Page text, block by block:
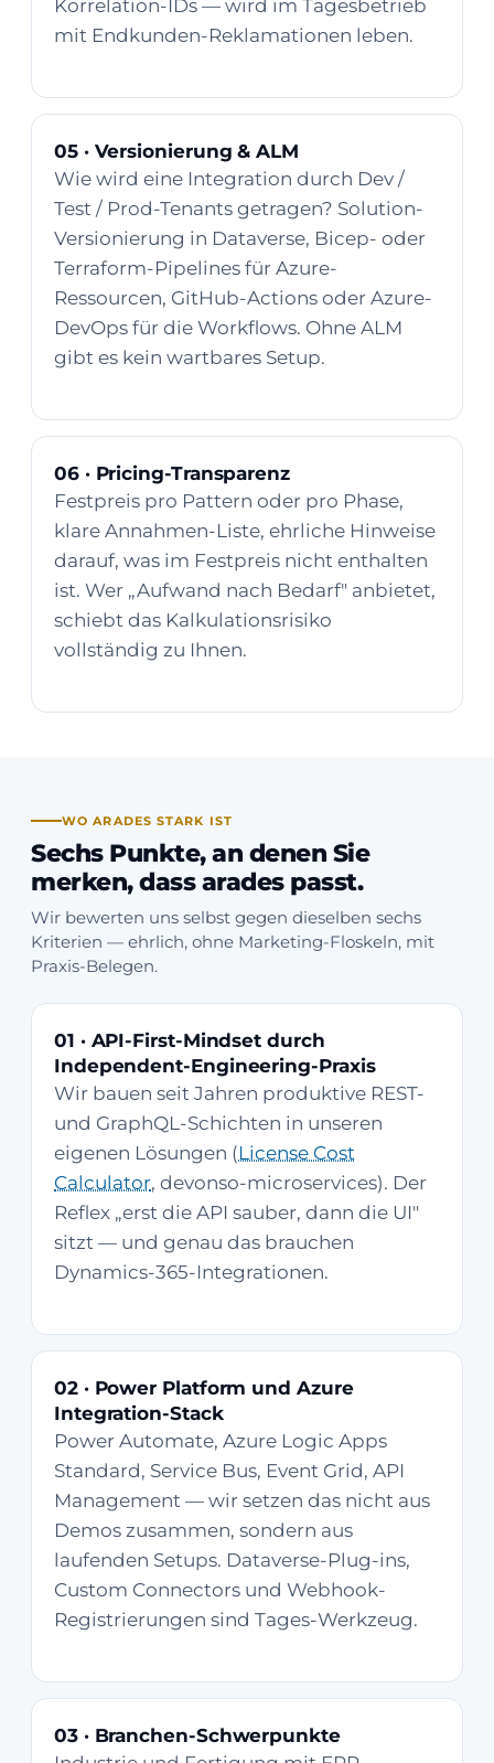
Korrelation-IDs — wird im Tagesbetrieb
mit Endkunden-Reklamationen leben.
05 · Versionierung & ALM
Wie wird eine Integration durch Dev /
Test / Prod-Tenants getragen? Solution-
Versionierung in Dataverse, Bicep- oder
Terraform-Pipelines für Azure-
Ressourcen, GitHub-Actions oder Azure-
DevOps für die Workflows. Ohne ALM
gibt es kein wartbares Setup.
06 · Pricing-Transparenz
Festpreis pro Pattern oder pro Phase,
klare Annahmen-Liste, ehrliche Hinweise
darauf, was im Festpreis nicht enthalten
ist. Wer „Aufwand nach Bedarf" anbietet,
schiebt das Kalkulationsrisiko
vollständig zu Ihnen.
WO ARADES STARK IST
Sechs Punkte, an denen Sie
merken, dass arades passt.
Wir bewerten uns selbst gegen dieselben sechs
Kriterien — ehrlich, ohne Marketing-Floskeln, mit
Praxis-Belegen.
01 · API-First-Mindset durch
Independent-Engineering-Praxis
Wir bauen seit Jahren produktive REST-
und GraphQL-Schichten in unseren
eigenen Lösungen (License Cost
Calculator, devonso-microservices). Der
Reflex „erst die API sauber, dann die UI"
sitzt — und genau das brauchen
Dynamics-365-Integrationen.
02 · Power Platform und Azure
Integration-Stack
Power Automate, Azure Logic Apps
Standard, Service Bus, Event Grid, API
Management — wir setzen das nicht aus
Demos zusammen, sondern aus
laufenden Setups. Dataverse-Plug-ins,
Custom Connectors und Webhook-
Registrierungen sind Tages-Werkzeug.
03 · Branchen-Schwerpunkte